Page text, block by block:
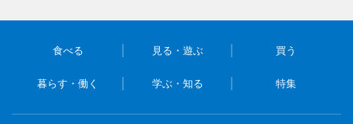
食べる 見る・遊ぶ 買う
暮らす・働く 学ぶ・知る 特集